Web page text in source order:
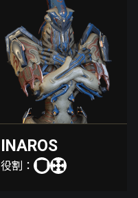
INAROS
役割：